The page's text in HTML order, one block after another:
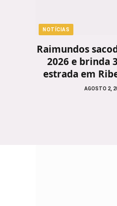
NOTÍCIAS
Raimundos
2026 e brinda
estrada em
AGOSTO 2,